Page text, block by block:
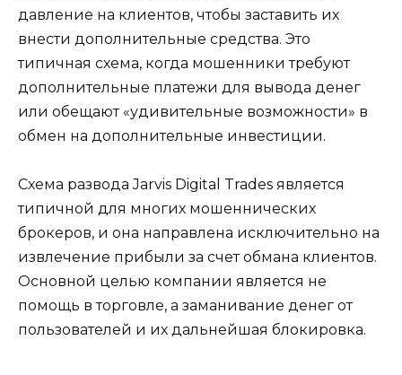
давление на клиентов, чтобы заставить их
внести дополнительные средства. Это
типичная схема, когда мошенники требуют
дополнительные платежи для вывода денег
или обещают «удивительные возможности» в
обмен на дополнительные инвестиции.
Схема развода Jarvis Digital Trades является
типичной для многих мошеннических
брокеров, и она направлена исключительно на
извлечение прибыли за счет обмана клиентов.
Основной целью компании является не
помощь в торговле, а заманивание денег от
пользователей и их дальнейшая блокировка.